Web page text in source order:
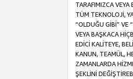
TARAFIMIZCA
TÜM TEKNOLOJİ,
“OLDUĞU GİBİ” VE
VEYA BAŞKACA
EDİCİ KALİTEYE,
KANUN, TEAMÜL,
ZAMANLARDA
ŞEKLİNİ